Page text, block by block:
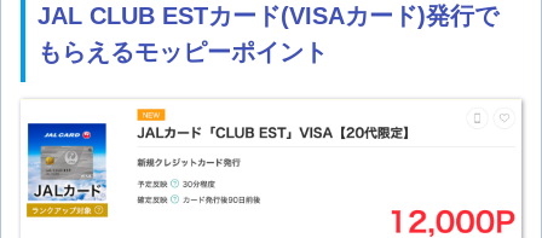
JAL CLUB ESTカード(VISAカード)発行で
もらえるモッピーポイント